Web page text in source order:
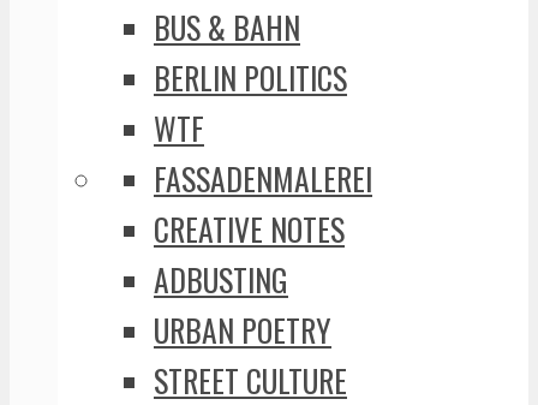
BUS & BAHN
BERLIN POLITICS
WTF
FASSADENMALEREI
CREATIVE NOTES
ADBUSTING
URBAN POETRY
STREET CULTURE